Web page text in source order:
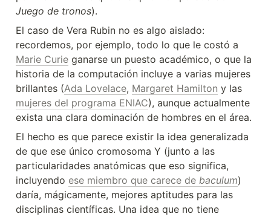
Juego de tronos).
El caso de Vera Rubin no es algo aislado:
Marie Curie ganarse un puesto académico, o que la
historia de la computación incluye a varias mujeres
brillantes (Ada Lovelace, Margaret Hamilton
mujeres del programa ENIAC), aunque actualmente
exista una clara dominación de hombres en el área.
El hecho es que parece existir la idea generalizada
de que ese único cromosoma Y (junto a las
particularidades anatómicas que eso significa,
incluyendo ese miembro que carece de baculum)
daría, mágicamente, mejores aptitudes para las
disciplinas científicas. Una idea que no tiene